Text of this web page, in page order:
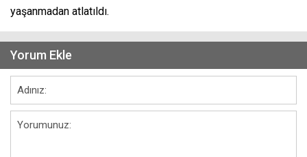
yaşanmadan atlatıldı.
Yorum Ekle